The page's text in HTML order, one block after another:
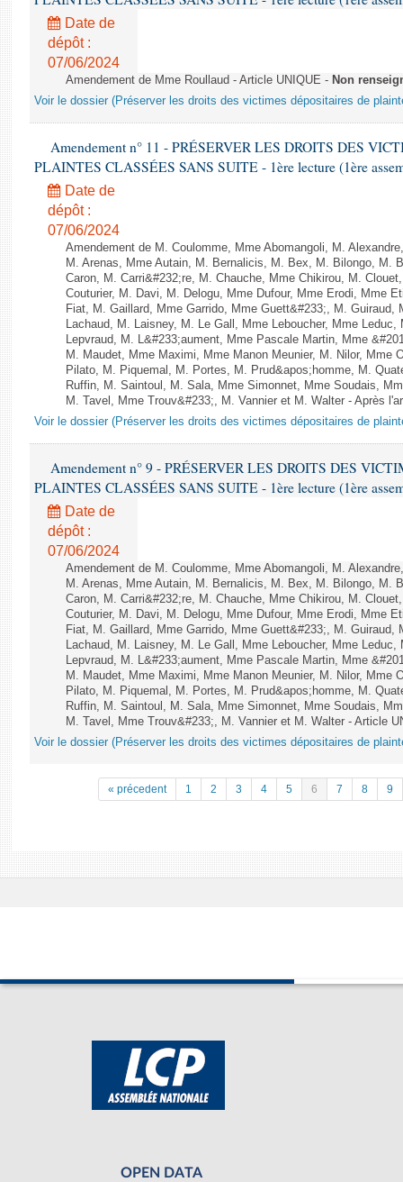
Date de
dépôt :
07/06/2024
Amendement de Mme Roullaud - Article UNIQUE - Non
Voir le dossier (Préserver les droits des victimes dépositaires de
Amendement n° 11 - PRÉSERVER LES DROITS DES
PLAINTES CLASSÉES SANS SUITE - 1ère lecture (1ère
Date de
dépôt :
07/06/2024
Amendement de M. Coulomme, Mme Abomangoli, M.
M. Arenas, Mme Autain, M. Bernalicis, M. Bex, M. Bilongo, M.
Caron, M. Carri&#232;re, M. Chauche, Mme Chikirou, M.
Couturier, M. Davi, M. Delogu, Mme Dufour, Mme Erodi, Mme
Fiat, M. Gaillard, Mme Garrido, Mme Guett&#233;, M.
Lachaud, M. Laisney, M. Le Gall, Mme Leboucher, Mme
Lepvraud, M. L&#233;aument, Mme Pascale Martin, Mme
M. Maudet, Mme Maximi, Mme Manon Meunier, M. Nilor, Mme
Pilato, M. Piquemal, M. Portes, M. Prud&apos;homme, M.
Ruffin, M. Saintoul, M. Sala, Mme Simonnet, Mme Soudais,
M. Tavel, Mme Trouv&#233;, M. Vannier et M. Walter - Après
Voir le dossier (Préserver les droits des victimes dépositaires de
Amendement n° 9 - PRÉSERVER LES DROITS DES
PLAINTES CLASSÉES SANS SUITE - 1ère lecture (1ère
Date de
dépôt :
07/06/2024
Amendement de M. Coulomme, Mme Abomangoli, M.
M. Arenas, Mme Autain, M. Bernalicis, M. Bex, M. Bilongo, M.
Caron, M. Carri&#232;re, M. Chauche, Mme Chikirou, M.
Couturier, M. Davi, M. Delogu, Mme Dufour, Mme Erodi, Mme
Fiat, M. Gaillard, Mme Garrido, Mme Guett&#233;, M.
Lachaud, M. Laisney, M. Le Gall, Mme Leboucher, Mme
Lepvraud, M. L&#233;aument, Mme Pascale Martin, Mme
M. Maudet, Mme Maximi, Mme Manon Meunier, M. Nilor, Mme
Pilato, M. Piquemal, M. Portes, M. Prud&apos;homme, M.
Ruffin, M. Saintoul, M. Sala, Mme Simonnet, Mme Soudais,
M. Tavel, Mme Trouv&#233;, M. Vannier et M. Walter - Article
Voir le dossier (Préserver les droits des victimes dépositaires de
« précedent 1 2 3 4 5 6 7 8 9
OPEN DATA